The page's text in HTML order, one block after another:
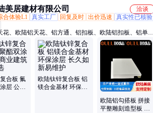
美居建材有限公司
洽谈
合体验L1 真实工厂 回复及时 出价迅速
真实性已核验
花、欧陆铝天花、铝方通、铝扣板、欧陆铝扣板、铝单
欧陆铝扣板、OULU欧陆铝单板、OULU欧陆扣板、铝格
、欧陆铝方通、欧陆铝格栅、欧陆、欧陆铝挂片、欧陆天
花厂家联系方式、欧陆天花厂家联系电话、欧陆机房天
房微孔天花、欧陆微孔天花、广东欧陆、广州欧陆、
铝天花、OULU欧陆天花
合板 氟
层 公建
欧陆钛锌复合板 铝
镁合金基材 环保涂
欧陆铝勾搭板 拼接
平整雕刻造型板 车